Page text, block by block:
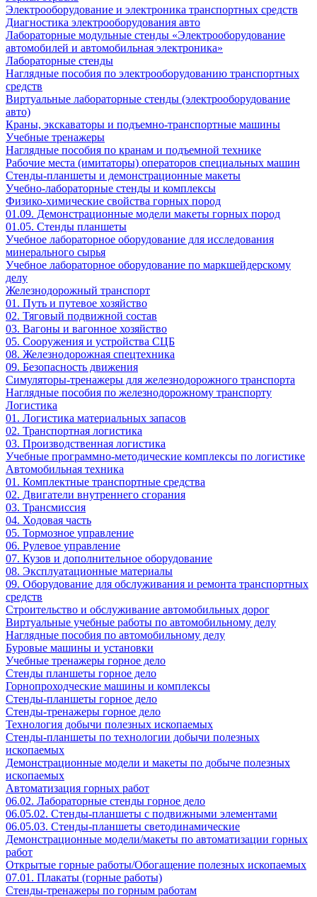
Электрооборудование и электроника транспортных средств
Диагностика электрооборудования авто
Лабораторные модульные стенды «Электрооборудование
автомобилей и автомобильная электроника»
Лабораторные стенды
Наглядные пособия по электрооборудованию транспортных
средств
Виртуальные лабораторные стенды (электрооборудование
авто)
Краны, экскаваторы и подъемно-транспортные машины
Учебные тренажеры
Наглядные пособия по кранам и подъемной технике
Рабочие места (имитаторы) операторов специальных машин
Стенды-планшеты и демонстрационные макеты
Учебно-лабораторные стенды и комплексы
Физико-химические свойства горных пород
01.09. Демонстрационные модели макеты горных пород
01.05. Стенды планшеты
Учебное лабораторное оборудование для исследования
минерального сырья
Учебное лабораторное оборудование по маркшейдерскому
делу
Железнодорожный транспорт
01. Путь и путевое хозяйство
02. Тяговый подвижной состав
03. Вагоны и вагонное хозяйство
05. Сооружения и устройства СЦБ
08. Железнодорожная спецтехника
09. Безопасность движения
Симуляторы-тренажеры для железнодорожного транспорта
Наглядные пособия по железнодорожному транспорту
Логистика
01. Логистика материальных запасов
02. Транспортная логистика
03. Производственная логистика
Учебные программно-методические комплексы по логистике
Автомобильная техника
01. Комплектные транспортные средства
02. Двигатели внутреннего сгорания
03. Трансмиссия
04. Ходовая часть
05. Тормозное управление
06. Рулевое управление
07. Кузов и дополнительное оборудование
08. Эксплуатационные материалы
09. Оборудование для обслуживания и ремонта транспортных
средств
Строительство и обслуживание автомобильных дорог
Виртуальные учебные работы по автомобильному делу
Наглядные пособия по автомобильному делу
Буровые машины и установки
Учебные тренажеры горное дело
Стенды планшеты горное дело
Горнопроходческие машины и комплексы
Стенды-планшеты горное дело
Стенды-тренажеры горное дело
Технология добычи полезных ископаемых
Стенды-планшеты по технологии добычи полезных
ископаемых
Демонстрационные модели и макеты по добыче полезных
ископаемых
Автоматизация горных работ
06.02. Лабораторные стенды горное дело
06.05.02. Стенды-планшеты с подвижными элементами
06.05.03. Стенды-планшеты светодинамические
Демонстрационные модели/макеты по автоматизации горных
работ
Открытые горные работы/Обогащение полезных ископаемых
07.01. Плакаты (горные работы)
Стенды-тренажеры по горным работам